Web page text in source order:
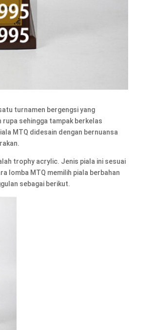
turnamen bergengsi yang
rupa sehingga tampak berkelas
MTQ didesain dengan bernuansa
trophy acrylic. Jenis piala ini sesuai
lomba MTQ memilih piala berbahan
sebagai berikut.